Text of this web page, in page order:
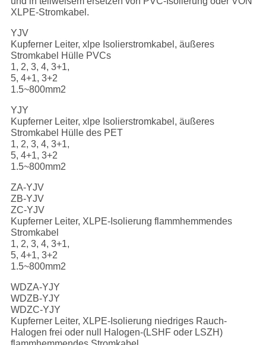
XLPE-Stromkabel.
YJV
Kupferner Leiter, xlpe Isolierstromkabel, äußeres
Stromkabel Hülle PVCs
1, 2, 3, 4, 3+1,
5, 4+1, 3+2
1.5~800mm2
YJY
Kupferner Leiter, xlpe Isolierstromkabel, äußeres
Stromkabel Hülle des PET
1, 2, 3, 4, 3+1,
5, 4+1, 3+2
1.5~800mm2
ZA-YJV
ZB-YJV
ZC-YJV
Kupferner Leiter, XLPE-Isolierung flammhemmendes
Stromkabel
1, 2, 3, 4, 3+1,
5, 4+1, 3+2
1.5~800mm2
WDZA-YJY
WDZB-YJY
WDZC-YJY
Kupferner Leiter, XLPE-Isolierung niedriges Rauch-
Halogen frei oder null Halogen-(LSHF oder LSZH)